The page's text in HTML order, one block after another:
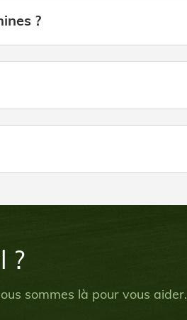
?
?
sommes là pour vous aider.